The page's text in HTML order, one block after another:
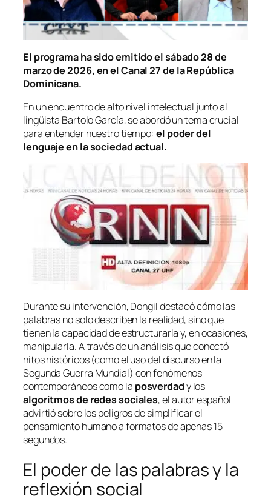
El programa ha sido emitido el sábado 28 de
marzo de 2026, en el Canal 27 de la República
Dominicana.
En un encuentro de alto nivel intelectual junto al
lingüista Bartolo García, se abordó un tema crucial
para entender nuestro tiempo: el poder del
lenguaje en la sociedad actual.
Durante su intervención, Dongil destacó cómo las
palabras no solo describen la realidad, sino que
tienen la capacidad de estructurarla y, en ocasiones,
manipularla. A través de un análisis que conectó
hitos históricos (como el uso del discurso en la
Segunda Guerra Mundial) con fenómenos
contemporáneos como la posverdady los
algoritmos de redes sociales, el autor español
advirtió sobre los peligros de simplificar el
pensamiento humano a formatos de apenas 15
segundos.
El poder de las palabras y la
reflexión social